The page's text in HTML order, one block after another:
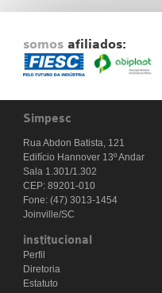
somos afiliados:
Simpesc
Rua Abdon Batista, 121
Edifício Hannover 13º Andar
Sala 1.301/1.302
CEP: 89201-010
Fone: (47) 3013-1454
Joinville/SC
institucional
Perfil
Diretoria
Estatuto